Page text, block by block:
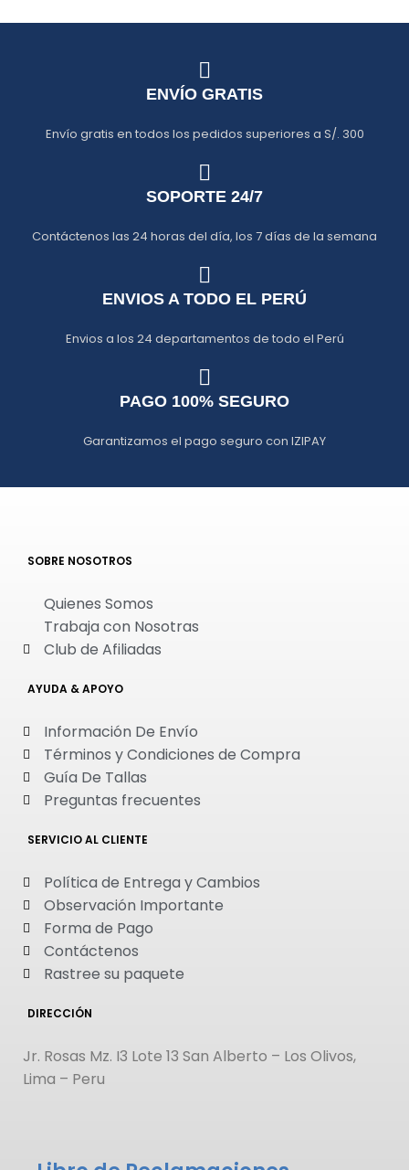
ENVÍO GRATIS
Envío gratis en todos los pedidos superiores a S/. 300
SOPORTE 24/7
Contáctenos las 24 horas del día, los 7 días de la semana
ENVIOS A TODO EL PERÚ
Envios a los 24 departamentos de todo el Perú
PAGO 100% SEGURO
Garantizamos el pago seguro con IZIPAY
SOBRE NOSOTROS
Quienes Somos
Trabaja con Nosotras
Club de Afiliadas
AYUDA & APOYO
Información De Envío
Términos y Condiciones de Compra
Guía De Tallas
Preguntas frecuentes
SERVICIO AL CLIENTE
Política de Entrega y Cambios
Observación Importante
Forma de Pago
Contáctenos
Rastree su paquete
DIRECCIÓN
Jr. Rosas Mz. I3 Lote 13 San Alberto – Los Olivos,
Lima – Peru